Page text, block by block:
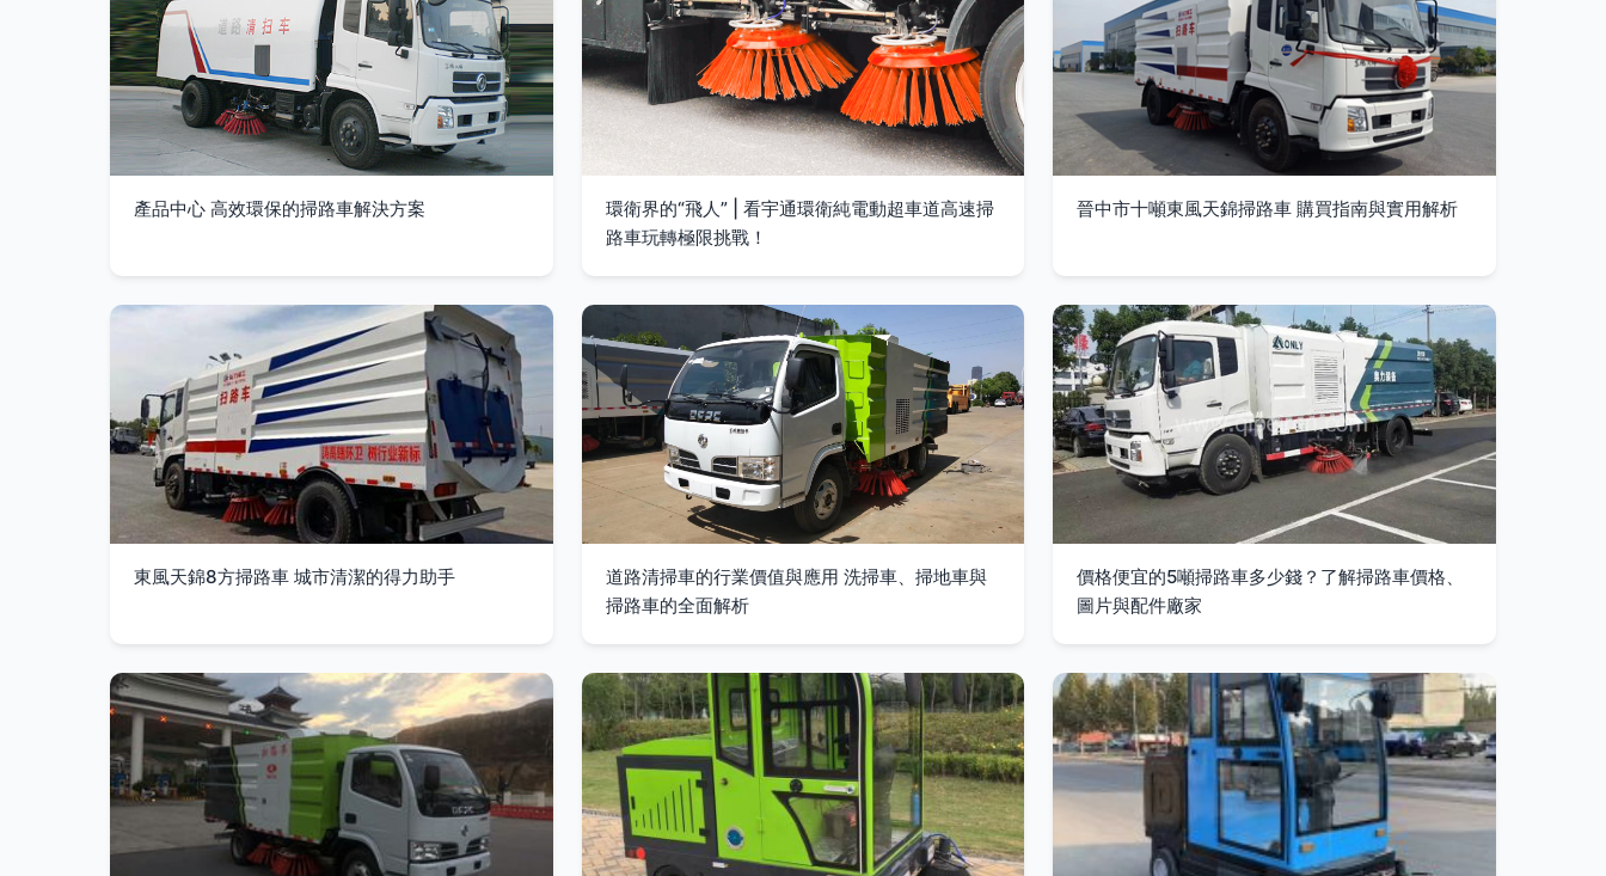
產品中心 高效環保的掃路車解決方案
環衛界的“飛人” | 看宇通環衛純電動超車道高速掃
路車玩轉極限挑戰！
晉中市十噸東風天錦掃路車 購買指南與實用解析
東風天錦8方掃路車 城市清潔的得力助手
道路清掃車的行業價值與應用 洗掃車、掃地車與
掃路車的全面解析
價格便宜的5噸掃路車多少錢？了解掃路車價格、
圖片與配件廠家